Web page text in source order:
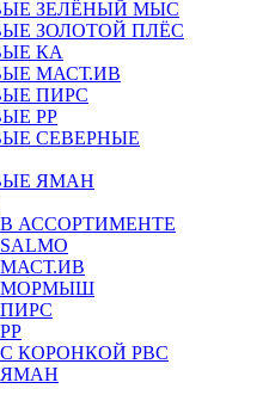
ЗЕЛЁНЫЙ МЫС
ЗОЛОТОЙ ПЛЁС
КА
МАСТ.ИВ
ПИРС
РР
СЕВЕРНЫЕ
ЯМАН
АССОРТИМЕНТЕ
МОРМЫШ
КОРОНКОЙ РВС